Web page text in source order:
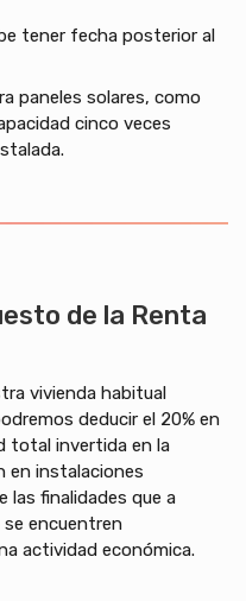
tener fecha posterior al
paneles solares, como
cinco veces
de la Renta
vivienda habitual
deducir el 20% en
total invertida en la
en instalaciones
las finalidades que a
encuentren
actividad económica.